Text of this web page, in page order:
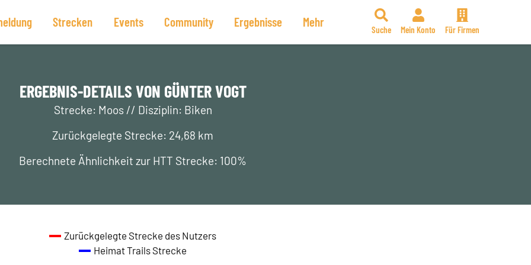
Strecken Events Community Ergebnisse Mehr
Suche Mein Konto Für Firmen
ERGEBNIS-DETAILS VON GÜNTER VOGT
Strecke: Moos // Disziplin: Biken
Zurückgelegte Strecke: 24,68 km
Berechnete Ähnlichkeit zur HTT Strecke: 100%
Zurückgelegte Strecke des Nutzers
Heimat Trails Strecke